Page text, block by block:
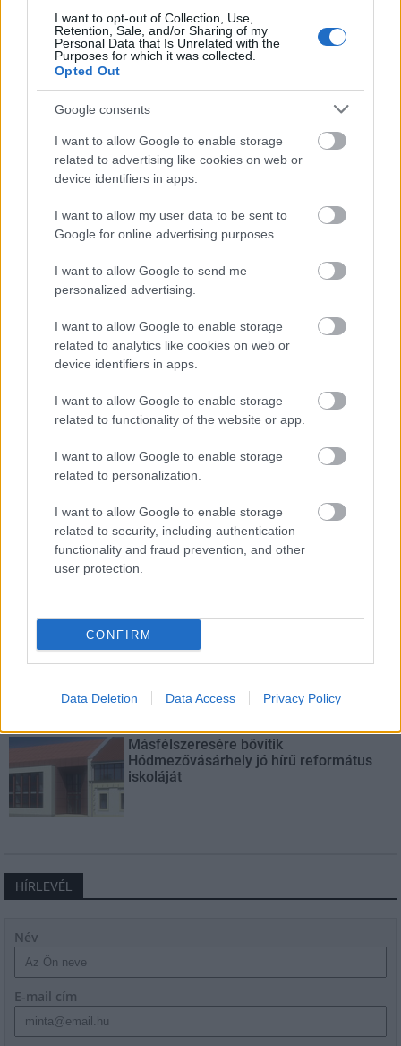
I want to opt-out of Collection, Use,
Retention, Sale, and/or Sharing of my
Personal Data that Is Unrelated with the
Purposes for which it was collected.
Opted Out
Google consents
I want to allow Google to enable storage
related to advertising like cookies on web or
device identifiers in apps.
I want to allow my user data to be sent to
Google for online advertising purposes.
I want to allow Google to send me
personalized advertising.
I want to allow Google to enable storage
related to analytics like cookies on web or
device identifiers in apps.
I want to allow Google to enable storage
related to functionality of the website or app.
I want to allow Google to enable storage
related to personalization.
I want to allow Google to enable storage
related to security, including authentication
functionality and fraud prevention, and other
user protection.
CONFIRM
Data Deletion Data Access Privacy Policy
Belváros-Lipótváros
játszótér
Újragondolják Lipótváros rejtett, zöld parkját
Indulhat a Honvéd tér megújításának tervezése, ahol a
középpontba.
Történelmi táj, amelynek minden köve
mesél – megújul a tatai Angolkert
M1 bővítés: már zajlik a teljesen új
Bicske Kelet csomópont építése
Új gyalogosátkelők és jelzőlámpás
csomópont épül Angyalföldön
Másfélszeresére bővítik
Hódmezővásárhely jó hírű református
iskoláját
HÍRLEVÉL
Név
E-mail cím